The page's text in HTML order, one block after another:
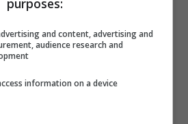
una via chiamata
di una viuzza tra due
leggenda narra che due
vivessero il proprio
dal padre di lei
and content, advertising and
audience research and
information on a device